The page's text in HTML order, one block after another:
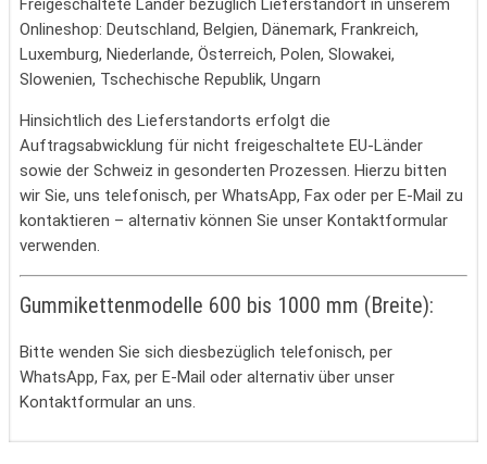
Freigeschaltete Länder bezüglich Lieferstandort in unserem
Onlineshop: Deutschland, Belgien, Dänemark, Frankreich,
Luxemburg, Niederlande, Österreich, Polen, Slowakei,
Slowenien, Tschechische Republik, Ungarn
Hinsichtlich des Lieferstandorts erfolgt die
Auftragsabwicklung für nicht freigeschaltete EU-Länder
sowie der Schweiz in gesonderten Prozessen. Hierzu bitten
wir Sie, uns telefonisch, per WhatsApp, Fax oder per E-Mail zu
kontaktieren – alternativ können Sie unser Kontaktformular
verwenden.
Gummikettenmodelle 600 bis 1000 mm (Breite):
Bitte wenden Sie sich diesbezüglich telefonisch, per
WhatsApp, Fax, per E-Mail oder alternativ über unser
Kontaktformular an uns.